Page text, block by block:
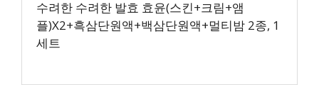
수려한 수려한 발효 효윤(스킨+크림+앰
플)X2+흑삼단원액+백삼단원액+멀티밤 2종, 1
세트